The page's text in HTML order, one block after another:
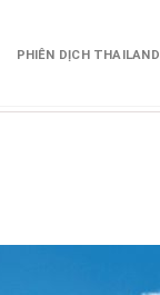
PHIÊN DỊCH THAILAND